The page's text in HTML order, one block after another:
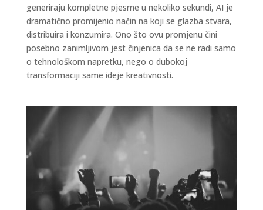
generiraju kompletne pjesme u nekoliko sekundi, AI je
dramatično promijenio način na koji se glazba stvara,
distribuira i konzumira. Ono što ovu promjenu čini
posebno zanimljivom jest činjenica da se ne radi samo
o tehnološkom napretku, nego o dubokoj
transformaciji same ideje kreativnosti.